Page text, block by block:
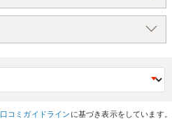
口コミガイドライン に基づき表示をしています。